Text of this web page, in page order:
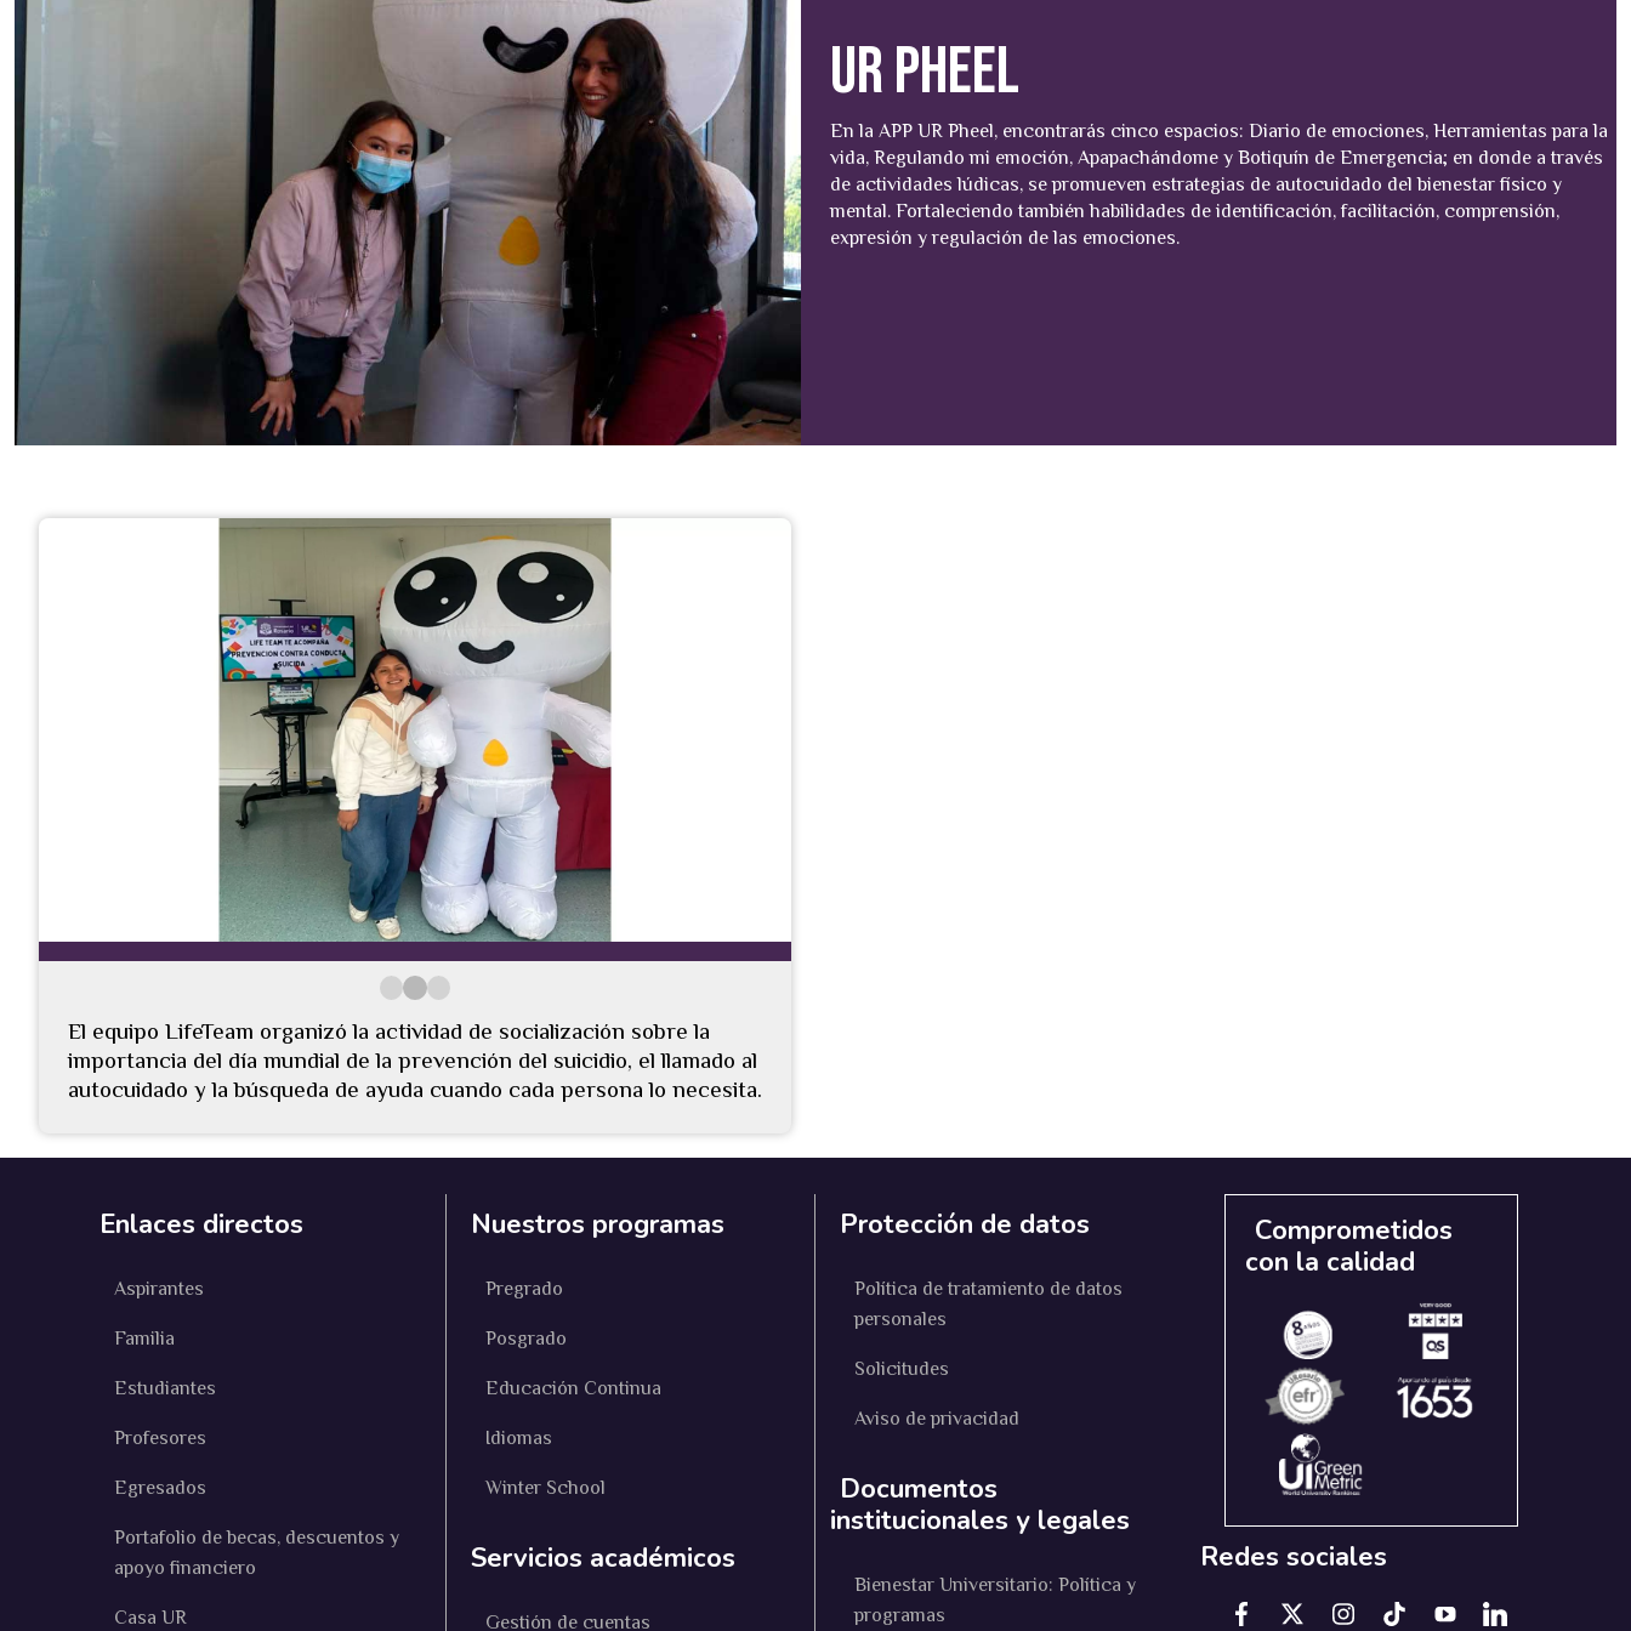
Ur Pheel
En la APP UR Pheel, encontrarás cinco espacios: Diario de emociones, Herramientas para la
vida, Regulando mi emoción, Apapachándome y Botiquín de Emergencia; en donde a través
de actividades lúdicas, se promueven estrategias de autocuidado del bienestar físico y
mental. Fortaleciendo también habilidades de identificación, facilitación, comprensión,
expresión y regulación de las emociones.
El equipo LifeTeam organizó la actividad de socialización sobre la
importancia del día mundial de la prevención del suicidio, el llamado al
autocuidado y la búsqueda de ayuda cuando cada persona lo necesita.
Enlaces directos
Aspirantes
Familia
Estudiantes
Profesores
Egresados
Portafolio de becas, descuentos y
apoyo financiero
Casa UR
Nuestros programas
Pregrado
Posgrado
Educación Continua
Idiomas
Winter School
Servicios académicos
Gestión de cuentas
Protección de datos
Política de tratamiento de datos
personales
Solicitudes
Aviso de privacidad
Documentos
institucionales y legales
Bienestar Universitario: Política y
programas
Comprometidos
con la calidad
Redes sociales